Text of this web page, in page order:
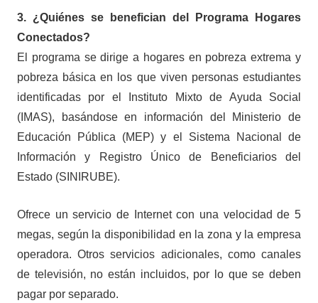
3. ¿Quiénes se benefician del Programa Hogares
Conectados?
El programa se dirige a hogares en pobreza extrema y
pobreza básica en los que viven personas estudiantes
identificadas por el Instituto Mixto de Ayuda Social
(IMAS), basándose en información del Ministerio de
Educación Pública (MEP) y el Sistema Nacional de
Información y Registro Único de Beneficiarios del
Estado (SINIRUBE).
Ofrece un servicio de Internet con una velocidad de 5
megas, según la disponibilidad en la zona y la empresa
operadora. Otros servicios adicionales, como canales
de televisión, no están incluidos, por lo que se deben
pagar por separado.